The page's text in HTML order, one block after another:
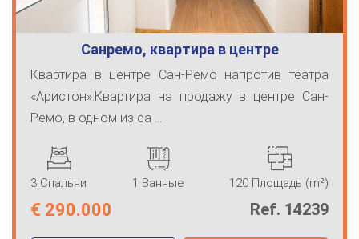
Санремо, квартира в центре
Квартира в центре Сан-Ремо напротив театра
«Аристон».Квартира на продажу в центре Сан-
Ремо, в одном из са ...
3 Спальни 1 Ванные 120 Площадь (m²)
€ 290.000 Ref. 14239